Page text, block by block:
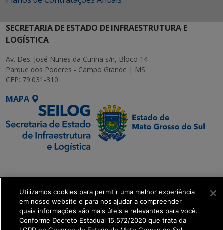
SECRETARIA DE ESTADO DE INFRAESTRUTURA E
LOGÍSTICA
Av. Des. José Nunes da Cunha s/n, Bloco 14
Parque dos Poderes - Campo Grande | MS
CEP: 79.031-310
MAPA
Executiva de
Transformação Digital
get_footer();
Utilizamos cookies para permitir uma melhor experiência
em nosso website e para nos ajudar a compreender
quais informações são mais úteis e relevantes para você.
Conforme Decreto Estadual 15.572/2020 que trata da